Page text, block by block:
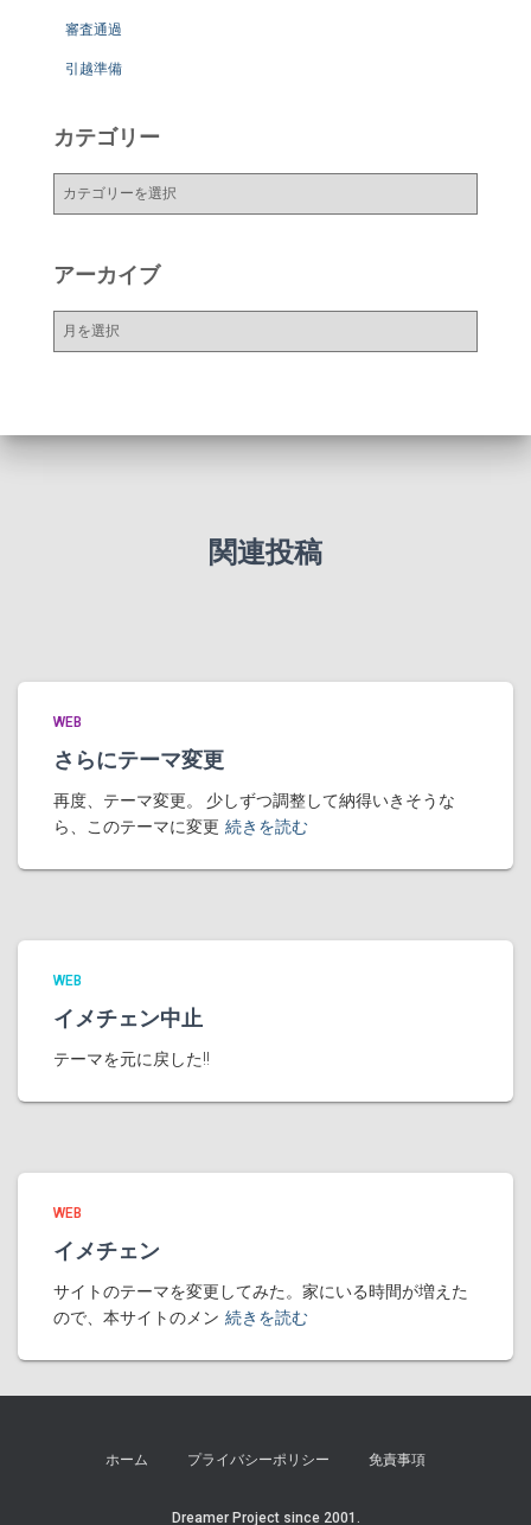
審査通過
引越準備
カテゴリー
ー
アーカイブ
ー
関連投稿
WEB
さらにテーマ変更
再度、テーマ変更。 少しずつ調整して納得いきそうな
ら、このテーマに変更 続きを読む
WEB
イメチェン中止
テーマを元に戻した!!
WEB
イメチェン
サイトのテーマを変更してみた。家にいる時間が増えた
ので、本サイトのメン 続きを読む
ホーム プライバシーポリシー 免責事項
Dreamer Project since 2001.